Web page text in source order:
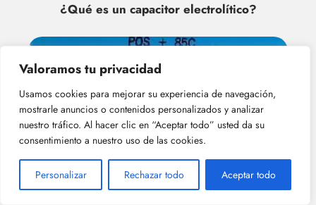
Valoramos tu privacidad
Usamos cookies para mejorar su experiencia de navegación,
mostrarle anuncios o contenidos personalizados y analizar
nuestro tráfico. Al hacer clic en “Aceptar todo” usted da su
consentimiento a nuestro uso de las cookies.
Personalizar Rechazar todo Aceptar todo
¿Qué es un capacitor electrolítico?
¿cuáles son las principales ventajas de
los capacitor electrolíticos?